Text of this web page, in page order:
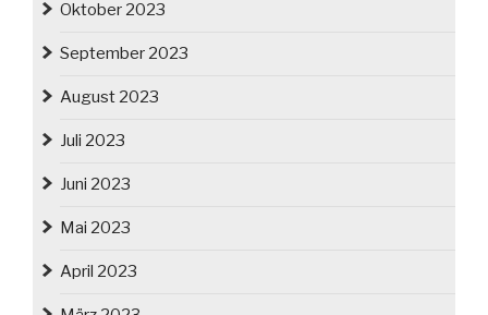
Oktober 2023
September 2023
August 2023
Juli 2023
Juni 2023
Mai 2023
April 2023